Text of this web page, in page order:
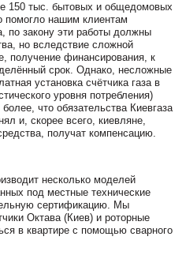
150 тыс. бытовых и общедомовых
помогло нашим клиентам
по закону эти работы должны
но вследствие сложной
получение финансирования, к
срок. Однако, несложные
установка счётчика газа в
уровня потребления)
что обязательства Киевгаза
и, скорее всего, киевляне,
получат компенсацию.
несколько моделей
под местные технические
сертификацию. Мы
Октава (Киев) и роторные
в квартире с помощью сварного